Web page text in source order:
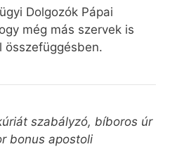
Dolgozók Pápai
még más szervek is
összefüggésben.
szabályzó, bíboros úr
bonus apostoli